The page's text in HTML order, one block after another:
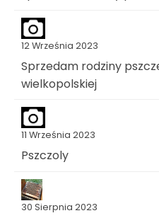
12 Września 2023
Sprzedam rodziny
wielkopolskiej
11 Września 2023
Pszczoly
30 Sierpnia 2023